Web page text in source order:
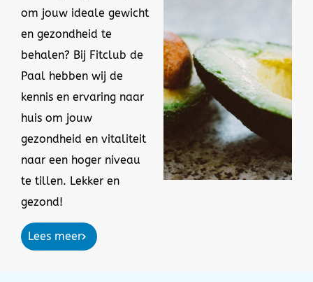
om jouw ideale gewicht
en gezondheid te
behalen? Bij Fitclub de
Paal hebben wij de
kennis en ervaring naar
huis om jouw
gezondheid en vitaliteit
naar een hoger niveau
te tillen. Lekker en
gezond!
Lees meer